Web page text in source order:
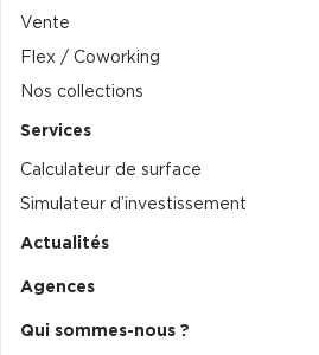
Vente
Flex / Coworking
Nos collections
Services
Calculateur de surface
Simulateur d’investissement
Actualités
Agences
Qui sommes-nous ?